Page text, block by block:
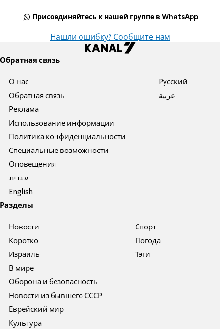
Присоединяйтесь к нашей группе в WhatsApp
Нашли ошибку? Сообщите нам
Обратная связь
О нас
Обратная связь
Реклама
Использование информации
Политика конфиденциальности
Специальные возможности
Оповещения
עברית
English
Pусский
عربية
Разделы
Новости
Коротко
Израиль
В мире
Оборона и безопасность
Новости из бывшего СССР
Еврейский мир
Культура
Спорт
Погода
Тэги